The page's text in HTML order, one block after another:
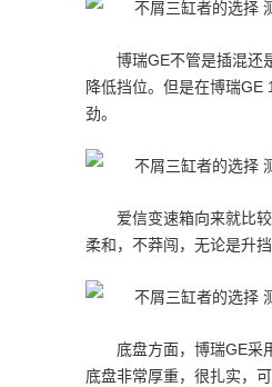
博瑞GE不管是插混还
降低挡位。但是在博瑞
劲。
爱信变速箱向来就比
柔和，不莽闯，无论是升
底盘方面，博瑞GE采
底盘非常厚重，很扎实，